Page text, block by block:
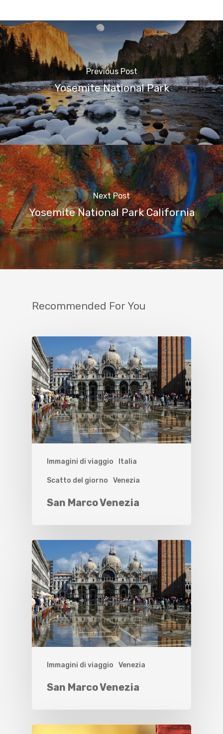
Previous Post
Yosemite National Park
Next Post
Yosemite National Park California
Recommended For You
Immagini di viaggio Italia
Scatto del giorno Venezia
San Marco Venezia
Immagini di viaggio Venezia
San Marco Venezia